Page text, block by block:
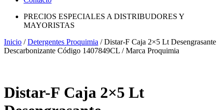
PRECIOS ESPECIALES A DISTRIBUDORES Y
MAYORISTAS
Inicio /Detergentes Proquimia / Distar-F Caja 2×5 Lt Desengrasante
Descarbonizante Código 1407849CL / Marca Proquimia
Distar-F Caja 2×5 Lt